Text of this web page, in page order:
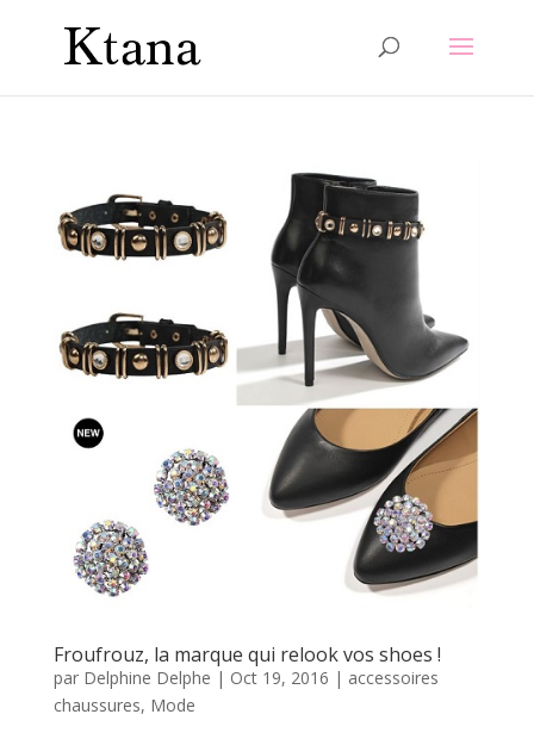
Froufrouz, la marque qui relook vos shoes !
par Delphine Delphe | Oct 19, 2016 | accessoires
chaussures, Mode